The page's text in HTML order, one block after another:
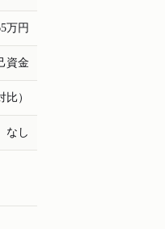
万円
資金
）
なし